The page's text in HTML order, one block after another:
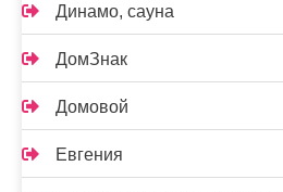
Динамо, сауна
ДомЗнак
Домовой
Евгения